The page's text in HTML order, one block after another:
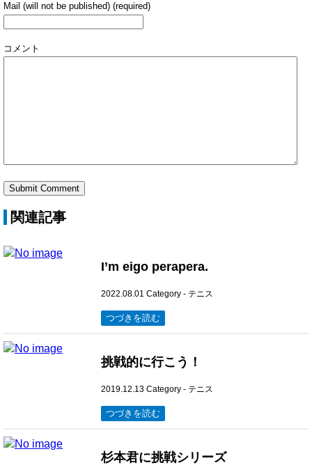
Mail (will not be published) (required)
コメント
関連記事
I’m eigo perapera.
2022.08.01 Category - テニス
つづきを読む
挑戦的に行こう！
2019.12.13 Category - テニス
つづきを読む
杉本君に挑戦シリーズ